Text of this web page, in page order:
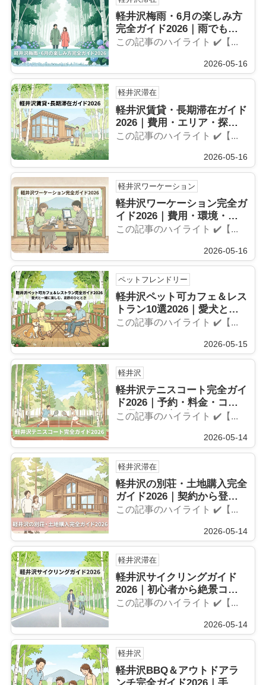
軽井沢梅雨・6月の楽しみ方
完全ガイド2026｜雨でも楽
しむ軽井沢
この記事のハイライト ✔️【...
2026-05-16
軽井沢滞在
軽井沢賃貸・長期滞在ガイド
2026｜費用・エリア・探し
方を徹底解
この記事のハイライト ✔️【...
2026-05-16
軽井沢ワーケーション
軽井沢ワーケーション完全ガ
イド2026｜費用・環境・滞
在先まで徹底解説
この記事のハイライト ✔️【...
2026-05-16
ペットフレンドリー
軽井沢ペット可カフェ＆レス
トラン10選2026｜愛犬との
お出かけに
この記事のハイライト ✔️【...
2026-05-15
軽井沢
軽井沢テニスコート完全ガイ
ド2026｜予約・料金・コー
ス選びを徹底解説
この記事のハイライト ✔️【...
2026-05-14
軽井沢滞在
軽井沢の別荘・土地購入完全
ガイド2026｜契約から登記
まで専門家が解説
この記事のハイライト ✔️【...
2026-05-14
軽井沢滞在
軽井沢サイクリングガイド
2026｜初心者から絶景コー
スまで完全解説
この記事のハイライト ✔️【...
2026-05-14
軽井沢
軽井沢BBQ＆アウトドアラ